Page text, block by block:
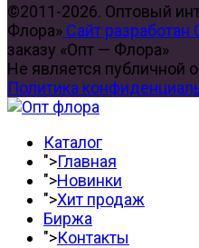
©2011-2026. Оптовый
Флора» Сайт разработан
заказу «Опт — Флора»
Не является публичной
Политика
Каталог
">Главная
">Новинки
">Хит продаж
Биржа
">Контакты